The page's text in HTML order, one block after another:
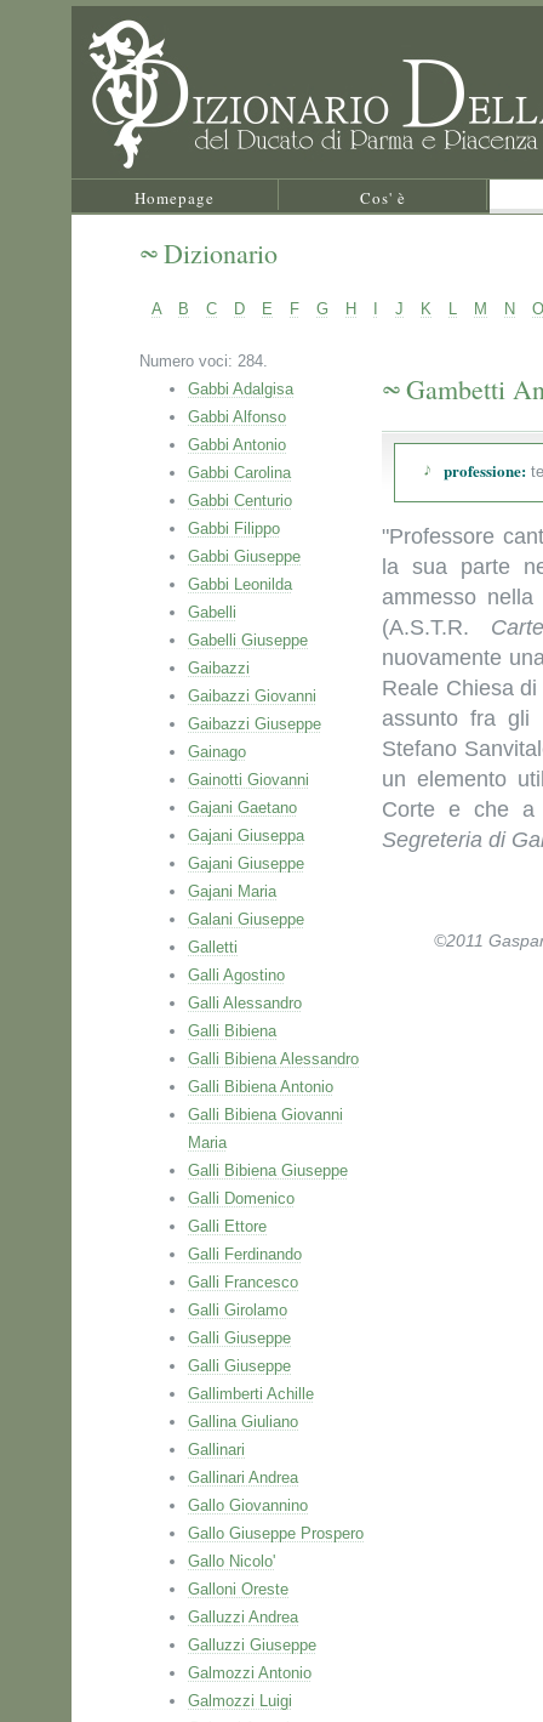
Homepage Cos' è
Dizionario
A B C D E F G H J K L M N O
Numero voci: 284.
Gabbi Adalgisa
Gabbi Alfonso
Gabbi Antonio
Gabbi Carolina
Gabbi Centurio
Gabbi Filippo
Gabbi Giuseppe
Gabbi Leonilda
Gabelli
Gabelli Giuseppe
Gaibazzi
Gaibazzi Giovanni
Gaibazzi Giuseppe
Gainago
Gainotti Giovanni
Gajani Gaetano
Gajani Giuseppa
Gajani Giuseppe
Gajani Maria
Galani Giuseppe
Galletti
Galli Agostino
Galli Alessandro
Galli Bibiena
Galli Bibiena Alessandro
Galli Bibiena Antonio
Galli Bibiena Giovanni
Maria
Galli Bibiena Giuseppe
Galli Domenico
Galli Ettore
Galli Ferdinando
Galli Francesco
Galli Girolamo
Galli Giuseppe
Galli Giuseppe
Gallimberti Achille
Gallina Giuliano
Gallinari
Gallinari Andrea
Gallo Giovannino
Gallo Giuseppe Prospero
Gallo Nicolo'
Galloni Oreste
Galluzzi Andrea
Galluzzi Giuseppe
Galmozzi Antonio
Galmozzi Luigi
Gambetti
professione:
"Professore
la sua parte
ammesso
(A.S.T.R.
nuovamente
Reale Chiesa
assunto fra gli
Stefano
un elemento
Corte e che a
Segreteria di
©2011